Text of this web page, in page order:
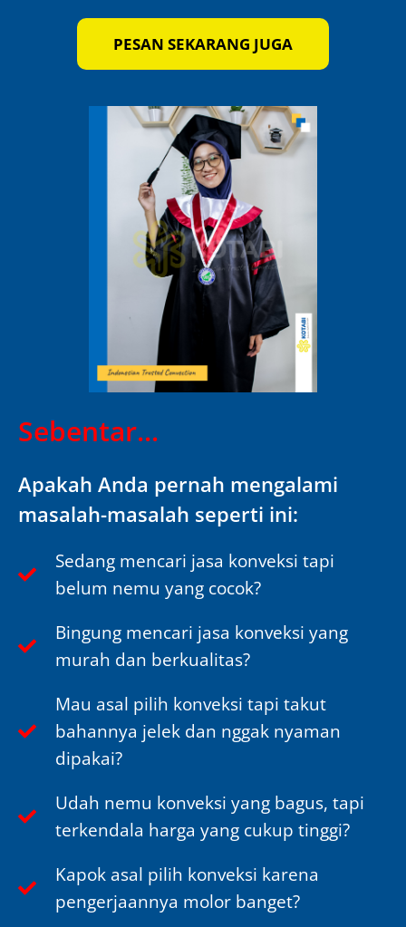
PESAN SEKARANG JUGA
Sebentar...
Apakah Anda pernah mengalami
masalah-masalah seperti ini:
Sedang mencari jasa konveksi tapi
belum nemu yang cocok?
Bingung mencari jasa konveksi yang
murah dan berkualitas?
Mau asal pilih konveksi tapi takut
bahannya jelek dan nggak nyaman
dipakai?
Udah nemu konveksi yang bagus, tapi
terkendala harga yang cukup tinggi?
Kapok asal pilih konveksi karena
pengerjaannya molor banget?